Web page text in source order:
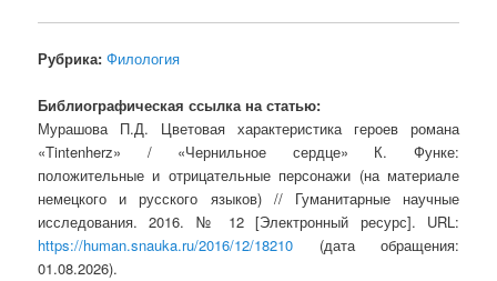
Рубрика: Филология
Библиографическая ссылка на статью:
Мурашова П.Д. Цветовая характеристика героев романа
«Tintenherz» / «Чернильное сердце» К. Функе:
положительные и отрицательные персонажи (на материале
немецкого и русского языков) // Гуманитарные научные
исследования. 2016. № 12 [Электронный ресурс]. URL:
https://human.snauka.ru/2016/12/18210 (дата обращения:
01.08.2026).